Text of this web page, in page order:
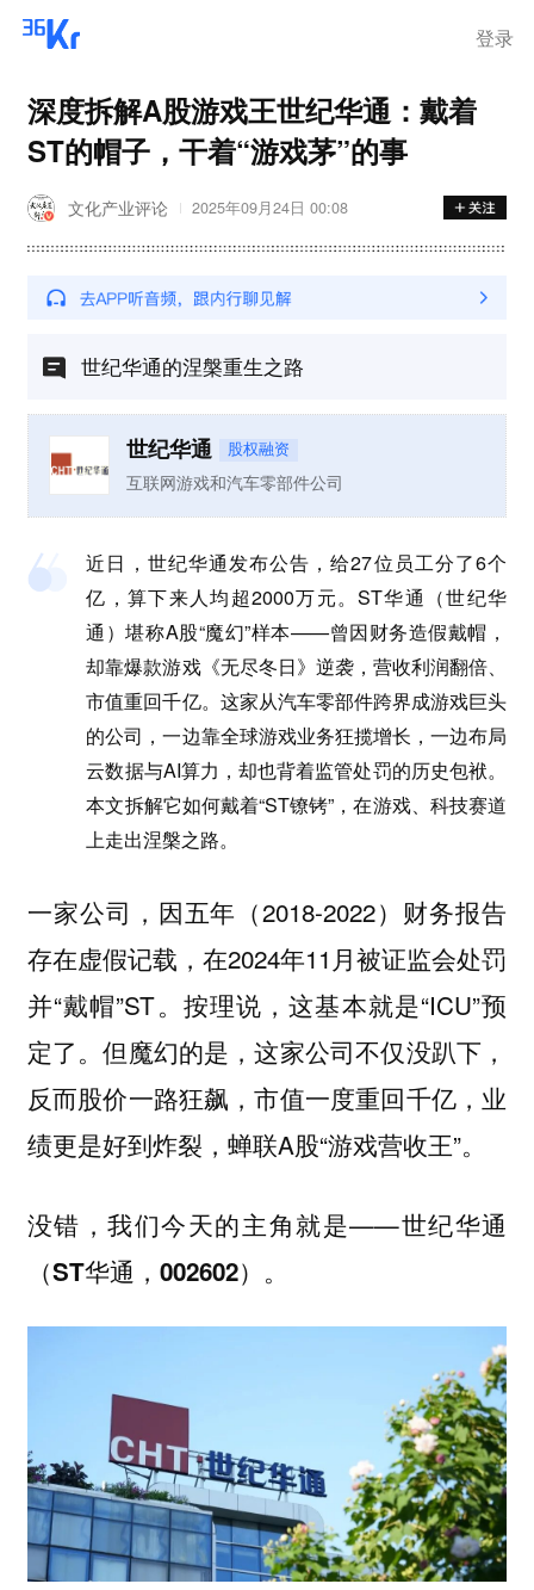
登录
深度拆解A股游戏王世纪华通：戴着
ST的帽子，干着“游戏茅”的事
文化产业评论 2025年09月24日 00:08
世纪华通的涅槃重生之路
世纪华通 股权融资
互联网游戏和汽车零部件公司
近日，世纪华通发布公告，给27位员工分了6个
亿，算下来人均超2000万元。ST华通（世纪华
通）堪称A股“魔幻”样本——曾因财务造假戴帽，
却靠爆款游戏《无尽冬日》逆袭，营收利润翻倍、
市值重回千亿。这家从汽车零部件跨界成游戏巨头
的公司，一边靠全球游戏业务狂揽增长，一边布局
云数据与AI算力，却也背着监管处罚的历史包袱。
本文拆解它如何戴着“ST镣铐”，在游戏、科技赛道
上走出涅槃之路。
一家公司，因五年（2018-2022）财务报告
存在虚假记载，在2024年11月被证监会处罚
并“戴帽”ST。按理说，这基本就是“ICU”预
定了。但魔幻的是，这家公司不仅没趴下，
反而股价一路狂飙，市值一度重回千亿，业
绩更是好到炸裂，蝉联A股“游戏营收王”。
没错，我们今天的主角就是——世纪华通
（ST华通，002602）。